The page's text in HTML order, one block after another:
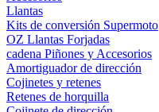
Llantas
Kits de conversión Supermoto
OZ Llantas Forjadas
cadena Piñones y Accesorios
Amortiguador de dirección
Cojinetes y retenes
Retenes de horquilla